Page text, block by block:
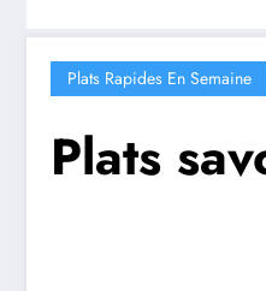
Plats Rapides En Semaine
Plats